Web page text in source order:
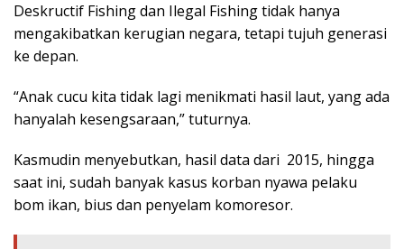
Deskructif Fishing dan Ilegal Fishing tidak hanya
mengakibatkan kerugian negara, tetapi tujuh generasi
ke depan.
“Anak cucu kita tidak lagi menikmati hasil laut, yang ada
hanyalah kesengsaraan,” tuturnya.
Kasmudin menyebutkan, hasil data dari 2015, hingga
saat ini, sudah banyak kasus korban nyawa pelaku
bom ikan, bius dan penyelam komoresor.